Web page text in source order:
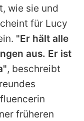
wie sie und
für Lucy
"Er hält alle
aus. Er ist
, beschreibt
früheren